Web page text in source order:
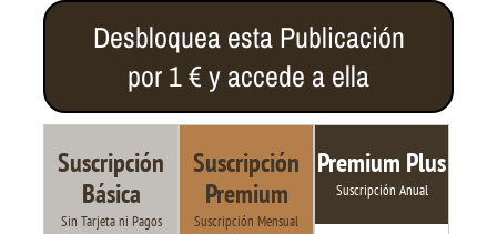
Desbloquea esta Publicación
por 1 € y accede a ella
Suscripción
Básica
Sin Tarjeta ni Pagos
Suscripción
Premium
Suscripción Mensual
Premium Plus
Suscripción Anual